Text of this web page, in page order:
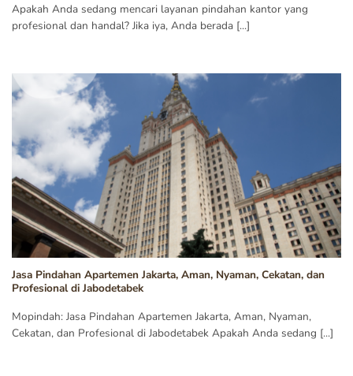
Apakah Anda sedang mencari layanan pindahan kantor yang
profesional dan handal? Jika iya, Anda berada [...]
Jasa Pindahan Apartemen Jakarta, Aman, Nyaman, Cekatan, dan
Profesional di Jabodetabek
Mopindah: Jasa Pindahan Apartemen Jakarta, Aman, Nyaman,
Cekatan, dan Profesional di Jabodetabek Apakah Anda sedang [...]